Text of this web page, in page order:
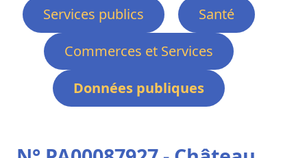
Services publics
Santé
Commerces et Services
Données publiques